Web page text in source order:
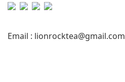
Email : lionrocktea@gmail.com